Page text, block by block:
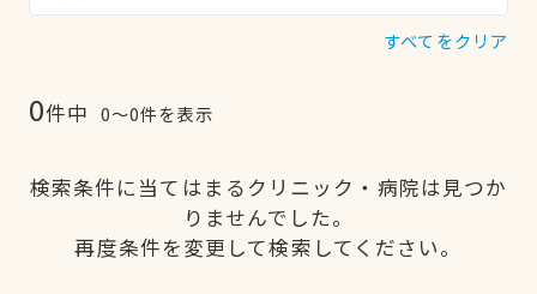
すべてをクリア
0件中 0〜0件を表示
検索条件に当てはまるクリニック・病院は見つか
りませんでした。
再度条件を変更して検索してください。